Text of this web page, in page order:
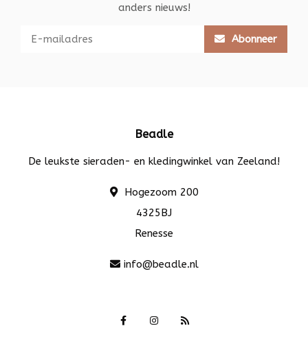
anders nieuws!
Abonneer
Beadle
De leukste sieraden- en kledingwinkel van Zeeland!
Hogezoom 200
4325BJ
Renesse
info@beadle.nl